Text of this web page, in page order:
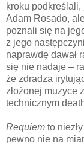
kroku
Adam Rosado,
poznali się na
z jego
naprawdę dawał
się nie nadaje –
że zdradza
złożonej muzyce
technicznym
Requiem to
pewno nie na